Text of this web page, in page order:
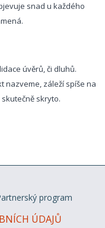
snad u každého
úvěrů, či dluhů.
nazveme, záleží spíše na
skryto.
program
ÚDAJŮ